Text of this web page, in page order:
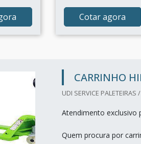
Cotar agora
CARRINHO
UDI SERVICE PALETEIRAS
Atendimento exclusivo
Quem procura por